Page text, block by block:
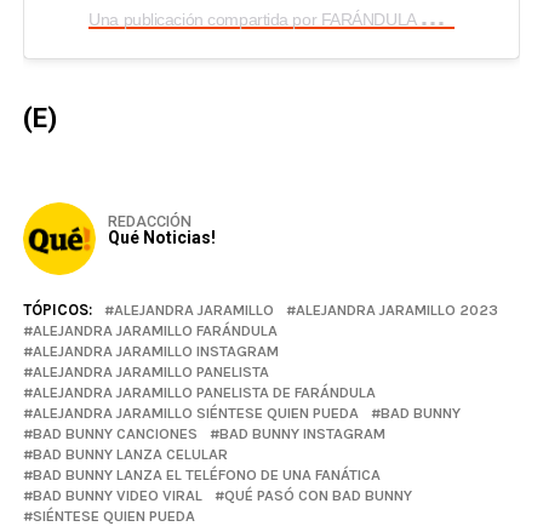
U
na publicación compartida por FARÁNDULA ECUADOR (@lasapadatv)
(E)
REDACCIÓN
Qué Noticias!
TÓPICOS: ALEJANDRA JARAMILLO
ALEJANDRA JARAMILLO 2023
ALEJANDRA JARAMILLO FARÁNDULA
ALEJANDRA JARAMILLO INSTAGRAM
ALEJANDRA JARAMILLO PANELISTA
ALEJANDRA JARAMILLO PANELISTA DE FARÁNDULA
ALEJANDRA JARAMILLO SIÉNTESE QUIEN PUEDA
BAD BUNNY
BAD BUNNY CANCIONES
BAD BUNNY INSTAGRAM
BAD BUNNY LANZA CELULAR
BAD BUNNY LANZA EL TELÉFONO DE UNA FANÁTICA
BAD BUNNY VIDEO VIRAL
QUÉ PASÓ CON BAD BUNNY
SIÉNTESE QUIEN PUEDA